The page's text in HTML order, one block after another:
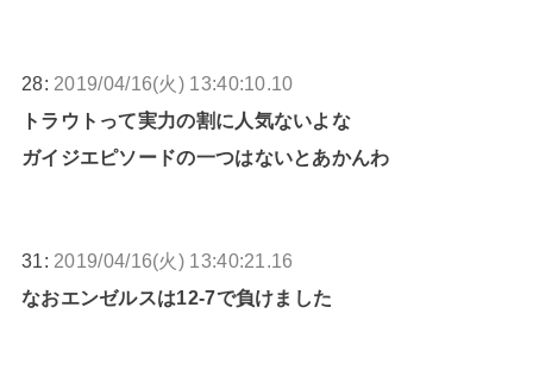
28: 2019/04/16(火) 13:40:10.10
トラウトって実力の割に人気ないよな
ガイジエピソードの一つはないとあかんわ
31: 2019/04/16(火) 13:40:21.16
なおエンゼルスは12-7で負けました